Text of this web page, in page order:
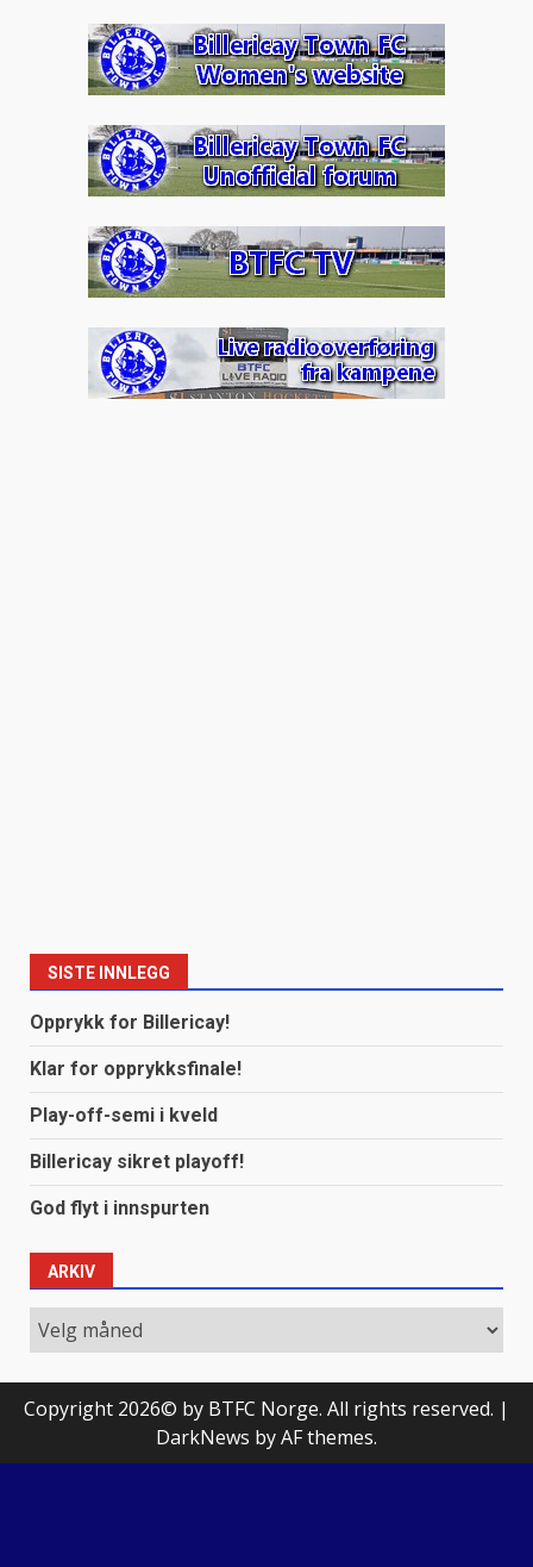
SISTE INNLEGG
Opprykk for Billericay!
Klar for opprykksfinale!
Play-off-semi i kveld
Billericay sikret playoff!
God flyt i innspurten
ARKIV
Arkiv
Copyright 2026© by BTFC Norge. All rights reserved. |
DarkNews by AF themes.